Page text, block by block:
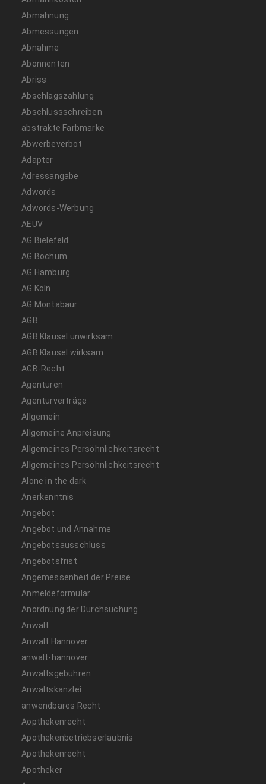
Abmahnung
Abmessungen
Abnahme
Abonnenten
Abriss
Abschlagszahlung
Abschlussschreiben
abstrakte Farbmarke
Abwerbeverbot
Adapter
Adressangabe
Adwords
Adwords-Werbung
AEUV
AG Bielefeld
AG Bochum
AG Hamburg
AG Köln
AG Montabaur
AGB
AGB Klausel unwirksam
AGB Klausel wirksam
AGB-Recht
Agenturen
Agenturverträge
Allgemein
Allgemeine Anpreisung
Allgemeines Persöhnlichkeitsrecht
Allgemeines Persöhnlichkeitsrecht
Alone in the dark
Anerkenntnis
Angebot
Angebot und Annahme
Angebotsausschluss
Angebotsfrist
Angemessenheit der Preise
Anmeldeformular
Anordnung der Durchsuchung
Anwalt
Anwalt Hannover
anwalt-hannover
Anwaltsgebühren
Anwaltskanzlei
anwendbares Recht
Aopthekenrecht
Apothekenbetriebserlaubnis
Apothekenrecht
Apotheker